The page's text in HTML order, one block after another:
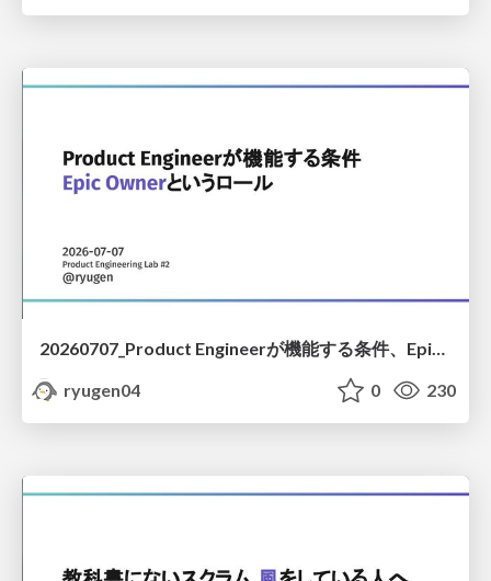
20260707_Product Engineerが機能する条件、Epic Ownerというロール
ryugen04
0 230